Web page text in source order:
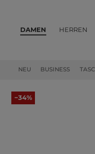
DAMEN
NEU BUSINESS
HERREN
−34%